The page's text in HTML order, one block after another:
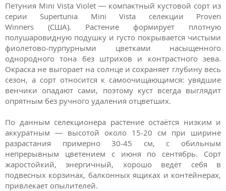
Петуния Mini Vista Violet — компактный кустовой сорт из
серии Supertunia Mini Vista селекции Proven
Winners (США). Растение формирует плотную
полушаровидную подушку и густо покрывается чистыми
фиолетово-пурпурными цветками насыщенного
однородного тона без штрихов и контрастного зева.
Окраска не выгорает на солнце и сохраняет глубину весь
сезон, а сорт относится к самоочищающимся: увядшие
венчики опадают сами, поэтому куст всегда выглядит
опрятным без ручного удаления отцветших.
По данным селекционера растение остаётся низким и
аккуратным — высотой около 15-20 см при ширине
разрастания примерно 30-45 см, с обильным
непрерывным цветением с июня по сентябрь. Сорт
жаростойкий, энергичный, хорошо ведёт себя в
подвесных корзинах, балконных ящиках и контейнерах,
привлекает опылителей.